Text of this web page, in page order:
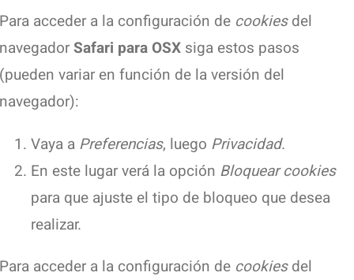
Para acceder a la configuración de cookiesdel
navegadorSafari para OSX siga estos pasos
(pueden variar en función de la versión del
navegador):
Vaya a Preferencias, luego Privacidad.
En este lugar verá la opción Bloquear cookies
para que ajuste el tipo de bloqueo que desea
realizar.
Para acceder a la configuración de cookiesdel